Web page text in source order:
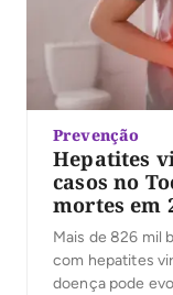
Prevenção
Hepatites
casos no
mortes em
Mais de 826 mil
com hepatites
doença pode